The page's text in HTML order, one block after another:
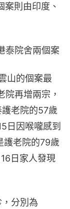
案則由印度、
泰院舍兩個案
山的個案最
院再增兩宗，
老院的57歲
日因喉嚨感到
護老院的79歲
日家人發現
分別為